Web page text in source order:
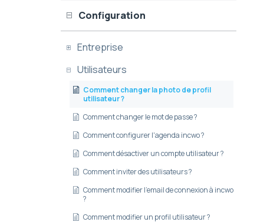
Configuration
Entreprise
Utilisateurs
Comment changer la photo de profil
utilisateur ?
Comment changer le mot de passe ?
Comment configurer l'agenda incwo ?
Comment désactiver un compte utilisateur ?
Comment inviter des utilisateurs ?
Comment modifier l'email de connexion à incwo
?
Comment modifier un profil utilisateur ?